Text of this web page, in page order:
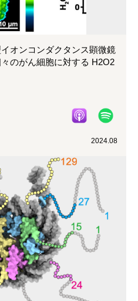
オンコンダクタンス顕微鏡
のがん細胞に対する H2O2
2024.08